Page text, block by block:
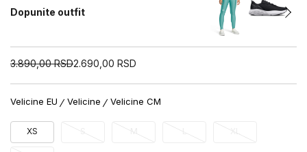
Dopunite outfit
3.890,00 RSD2.690,00 RSD
Velicine EU Velicine Velicine CM
XS